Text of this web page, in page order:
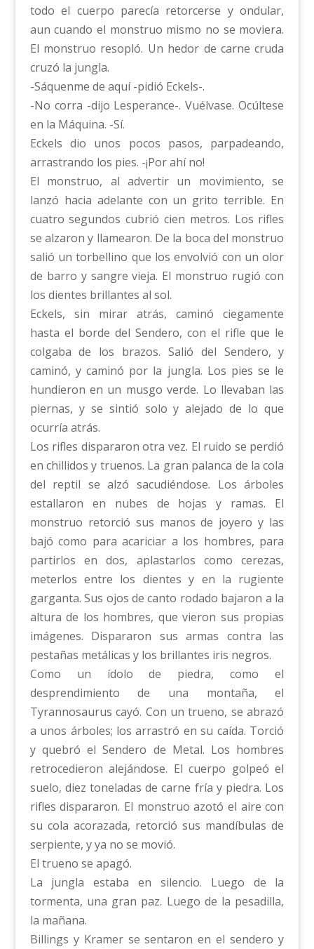
todo el cuerpo parecía retorcerse y ondular,
aun cuando el monstruo mismo no se moviera.
El monstruo resopló. Un hedor de carne cruda
cruzó la jungla.
-Sáquenme de aquí -pidió Eckels-.
-No corra -dijo Lesperance-. Vuélvase. Ocúltese
en la Máquina. -Sí.
Eckels dio unos pocos pasos, parpadeando,
arrastrando los pies. -¡Por ahí no!
El monstruo, al advertir un movimiento, se
lanzó hacia adelante con un grito terrible. En
cuatro segundos cubrió cien metros. Los rifles
se alzaron y llamearon. De la boca del monstruo
salió un torbellino que los envolvió con un olor
de barro y sangre vieja. El monstruo rugió con
los dientes brillantes al sol.
Eckels, sin mirar atrás, caminó ciegamente
hasta el borde del Sendero, con el rifle que le
colgaba de los brazos. Salió del Sendero, y
caminó, y caminó por la jungla. Los pies se le
hundieron en un musgo verde. Lo llevaban las
piernas, y se sintió solo y alejado de lo que
ocurría atrás.
Los rifles dispararon otra vez. El ruido se perdió
en chillidos y truenos. La gran palanca de la cola
del reptil se alzó sacudiéndose. Los árboles
estallaron en nubes de hojas y ramas. El
monstruo retorció sus manos de joyero y las
bajó como para acariciar a los hombres, para
partirlos en dos, aplastarlos como cerezas,
meterlos entre los dientes y en la rugiente
garganta. Sus ojos de canto rodado bajaron a la
altura de los hombres, que vieron sus propias
imágenes. Dispararon sus armas contra las
pestañas metálicas y los brillantes iris negros.
Como un ídolo de piedra, como el
desprendimiento de una montaña, el
Tyrannosaurus cayó. Con un trueno, se abrazó
a unos árboles; los arrastró en su caída. Torció
y quebró el Sendero de Metal. Los hombres
retrocedieron alejándose. El cuerpo golpeó el
suelo, diez toneladas de carne fría y piedra. Los
rifles dispararon. El monstruo azotó el aire con
su cola acorazada, retorció sus mandíbulas de
serpiente, y ya no se movió.
El trueno se apagó.
La jungla estaba en silencio. Luego de la
tormenta, una gran paz. Luego de la pesadilla,
la mañana.
Billings y Kramer se sentaron en el sendero y